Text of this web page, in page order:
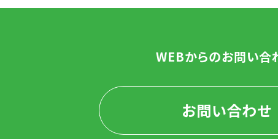
WEBからのお問い合
お問い合わせ